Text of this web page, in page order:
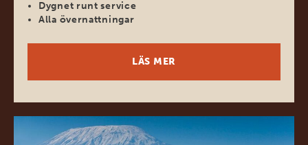
Dygnet runt service
Alla övernattningar
LÄS MER